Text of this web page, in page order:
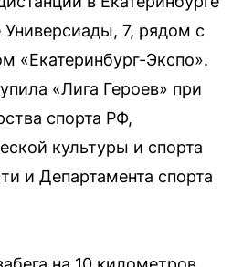
Универсиады, 7, рядом с
«Екатеринбург-Экспо».
«Лига Героев» при
спорта РФ,
культуры и спорта
и Департамента спорта